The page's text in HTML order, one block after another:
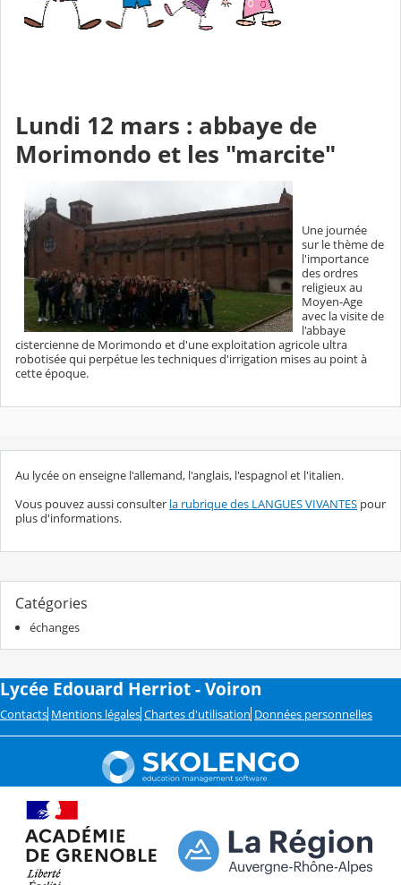
Lundi 12 mars : abbaye de
Morimondo et les "marcite"
Une journée
sur le thème de
l'importance
des ordres
religieux au
Moyen-Age
avec la visite de
l'abbaye
cistercienne de Morimondo et d'une exploitation agricole ultra
robotisée qui perpétue les techniques d'irrigation mises au point à
cette époque.
Au lycée on enseigne l'allemand, l'anglais, l'espagnol et l'italien.
Vous pouvez aussi consulter la rubrique des LANGUES VIVANTES pour
plus d'informations.
Catégories
échanges
Lycée Edouard Herriot - Voiron
Contacts Mentions légales Chartes d'utilisation Données personnelles